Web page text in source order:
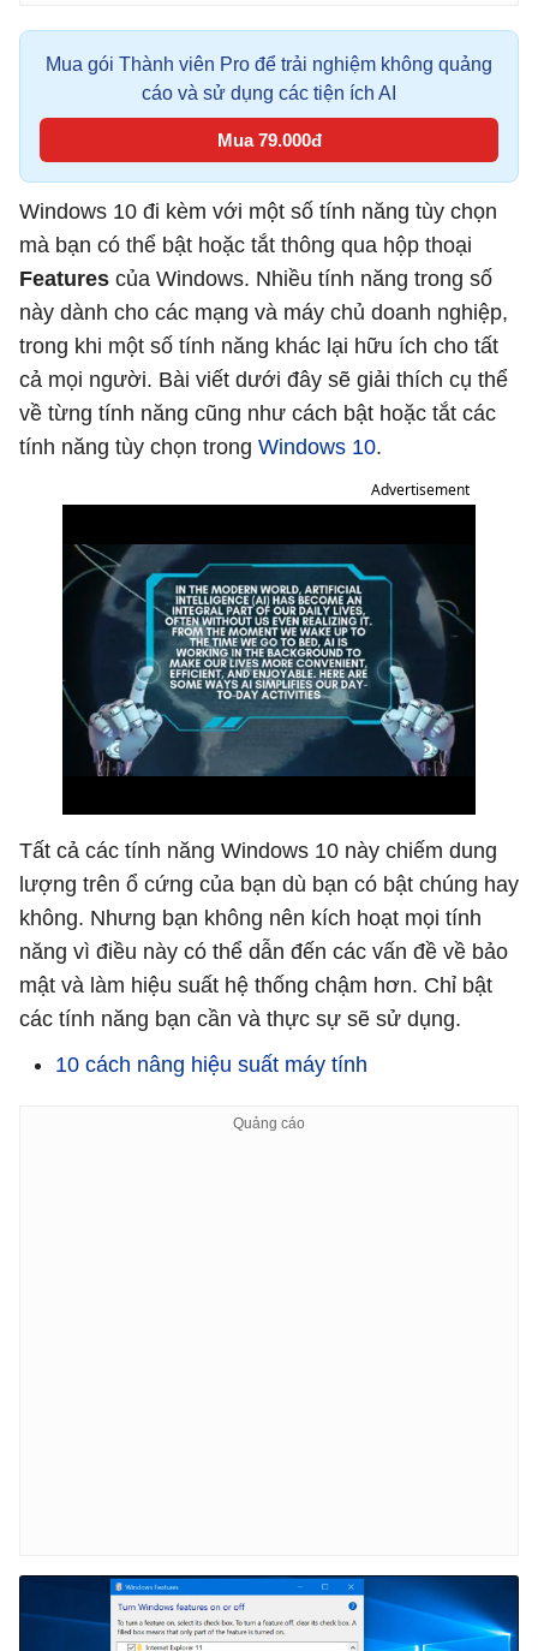
Mua gói Thành viên Pro để trải nghiệm không quảng
cáo và sử dụng các tiện ích AI
Mua 79.000đ
Windows 10 đi kèm với một số tính năng tùy chọn
mà bạn có thể bật hoặc tắt thông qua hộp thoại
Features của Windows. Nhiều tính năng trong số
này dành cho các mạng và máy chủ doanh nghiệp,
trong khi một số tính năng khác lại hữu ích cho tất
cả mọi người. Bài viết dưới đây sẽ giải thích cụ thể
về từng tính năng cũng như cách bật hoặc tắt các
tính năng tùy chọn trong Windows 10.
Advertisement
Tất cả các tính năng Windows 10 này chiếm dung
lượng trên ổ cứng của bạn dù bạn có bật chúng hay
không. Nhưng bạn không nên kích hoạt mọi tính
năng vì điều này có thể dẫn đến các vấn đề về bảo
mật và làm hiệu suất hệ thống chậm hơn. Chỉ bật
các tính năng bạn cần và thực sự sẽ sử dụng.
10 cách nâng hiệu suất máy tính